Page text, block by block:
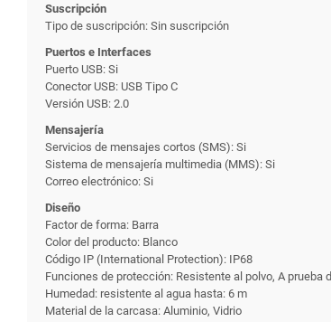
Suscripción
Tipo de suscripción: Sin suscripción
Puertos e Interfaces
Puerto USB: Si
Conector USB: USB Tipo C
Versión USB: 2.0
Mensajería
Servicios de mensajes cortos (SMS): Si
Sistema de mensajería multimedia (MMS): Si
Correo electrónico: Si
Diseño
Factor de forma: Barra
Color del producto: Blanco
Código IP (International Protection): IP68
Funciones de protección: Resistente al polvo, A prueba
Humedad: resistente al agua hasta: 6 m
Material de la carcasa: Aluminio, Vidrio